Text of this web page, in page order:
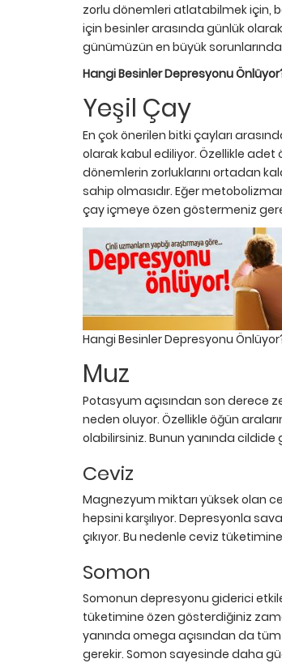
zorlu dönemleri atlatabilmek için,
için besinler arasında günlük
günümüzün en büyük
Hangi Besinler Depresyonu
Yeşil Çay
En çok önerilen bitki çayları
olarak kabul ediliyor. Özellikle
dönemlerin zorluklarını ortadan
sahip olmasıdır. Eğer
çay içmeye özen göstermeniz
Hangi Besinler Depresyonu
Muz
Potasyum açısından son derece
neden oluyor. Özellikle öğün
olabilirsiniz. Bunun yanında cildide
Ceviz
Magnezyum miktarı yüksek olan
hepsini karşılıyor. Depresyonla
çıkıyor. Bu nedenle ceviz
Somon
Somonun depresyonu giderici
tüketimine özen gösterdiğiniz
yanında omega açısından da
gerekir. Somon sayesinde daha